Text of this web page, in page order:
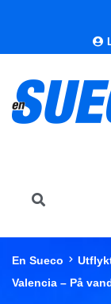
En Sueco
Valencia – På